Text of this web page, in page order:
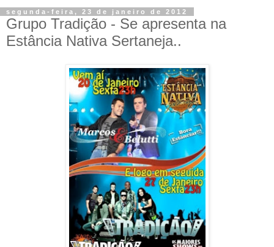
segunda-feira, 23 de janeiro de 2012
Grupo Tradição - Se apresenta na
Estância Nativa Sertaneja..